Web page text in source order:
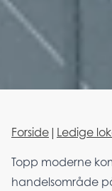
Forside | Ledige
Topp moderne
handelsområde